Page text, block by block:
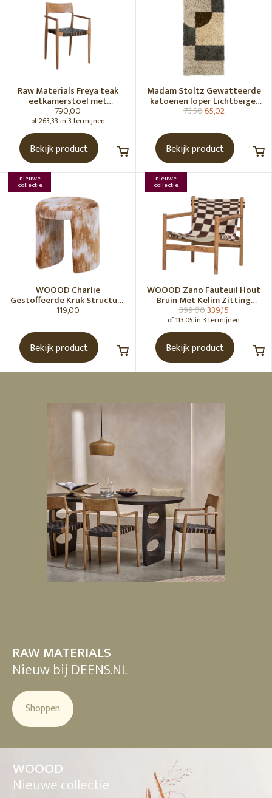
Raw Materials Freya teak
eetkamerstoel met
armleuning - Zwart (set of 2)
790,00
of 263,33 in 3 termijnen
Bekijk product
Madam Stoltz Gewatteerde
katoenen loper Lichtbeige,
gebroken wit, grijs, groen
76,5065,02
Bekijk product
nieuwe
collectie
WOOOD Charlie
Gestoffeerde Kruk Structuur
Stof Karamelbruin [Fsc]
119,00
Bekijk product
nieuwe
collectie
WOOOD Zano Fauteuil Hout
Bruin Met Kelim Zitting
Naturel
399,00339,15
of 113,05 in 3 termijnen
Bekijk product
RAW MATERIALS
Nieuw bij DEENS.NL
Shoppen
WOOOD
Nieuwe collectie